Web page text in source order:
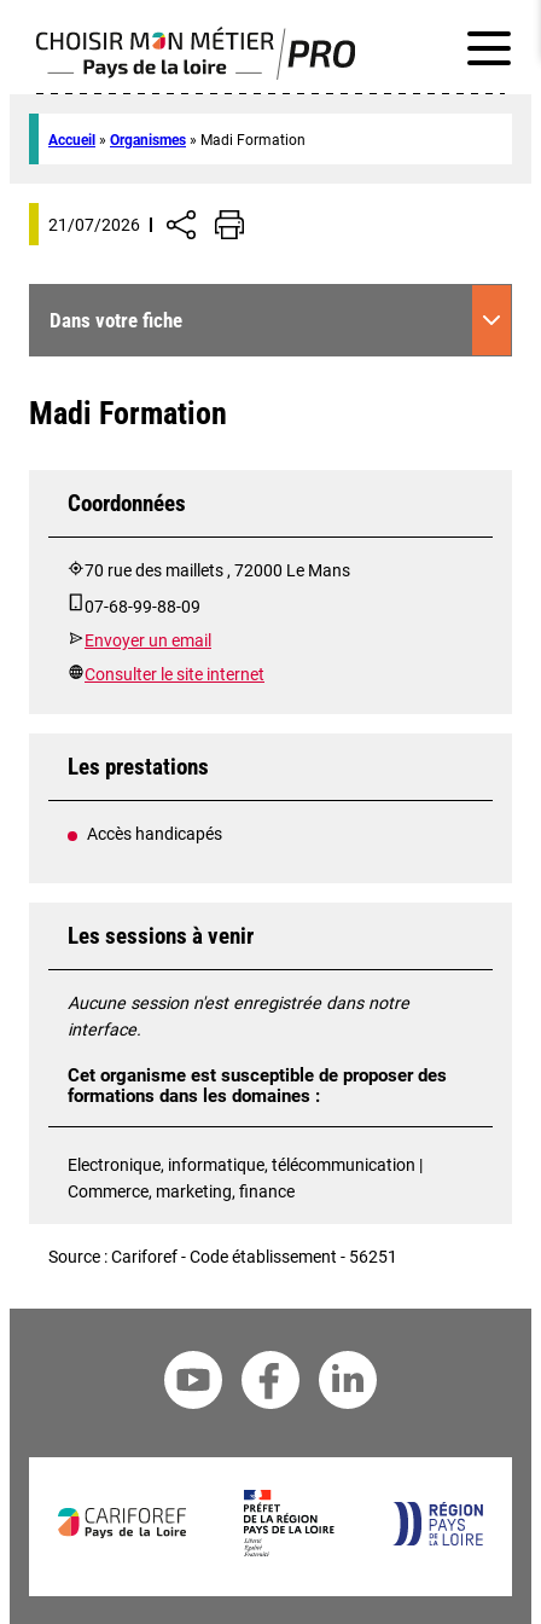
Accueil » Organismes » Madi Formation
21/07/2026
Dans votre fiche
Madi Formation
Coordonnées
70 rue des maillets , 72000 Le Mans
07-68-99-88-09
Envoyer un email
Consulter le site internet
Les prestations
Accès handicapés
Les sessions à venir
Aucune session n'est enregistrée dans notre
interface.
Cet organisme est susceptible de proposer des
formations dans les domaines :
Electronique, informatique, télécommunication |
Commerce, marketing, finance
Source : Cariforef - Code établissement - 56251